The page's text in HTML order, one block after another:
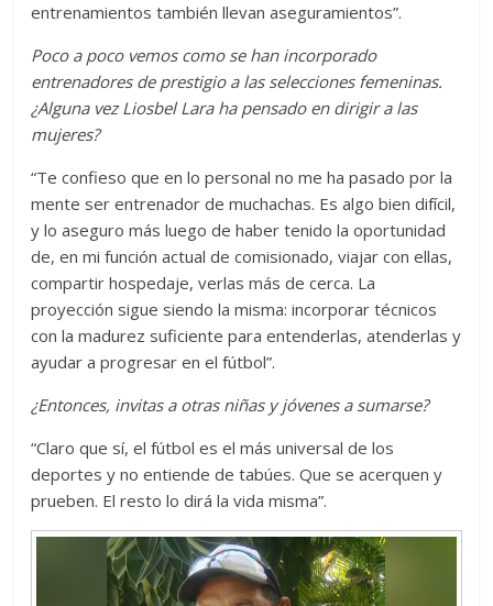
entrenamientos también llevan aseguramientos”.
Poco a poco vemos como se han incorporado
entrenadores de prestigio a las selecciones femeninas.
¿Alguna vez Liosbel Lara ha pensado en dirigir a las
mujeres?
“Te confieso que en lo personal no me ha pasado por la
mente ser entrenador de muchachas. Es algo bien difícil,
y lo aseguro más luego de haber tenido la oportunidad
de, en mi función actual de comisionado, viajar con ellas,
compartir hospedaje, verlas más de cerca. La
proyección sigue siendo la misma: incorporar técnicos
con la madurez suficiente para entenderlas, atenderlas y
ayudar a progresar en el fútbol”.
¿Entonces, invitas a otras niñas y jóvenes a sumarse?
“Claro que sí, el fútbol es el más universal de los
deportes y no entiende de tabúes. Que se acerquen y
prueben. El resto lo dirá la vida misma”.